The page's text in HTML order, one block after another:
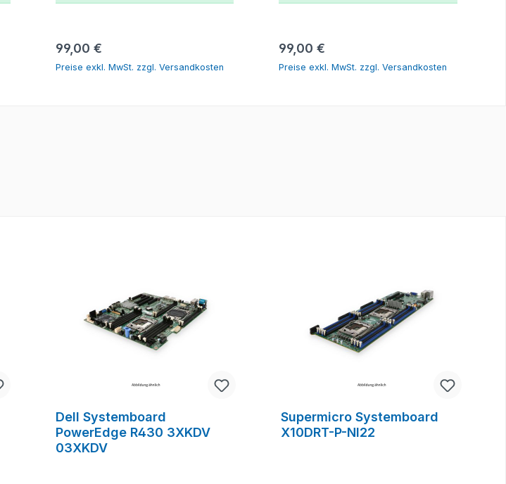
Regulärer Preis:
99,00 €
Preise exkl. MwSt. zzgl. Versandkosten
Regulärer Preis:
99,00 €
Preise exkl. MwSt. zzgl. Versandkosten
Dell Systemboard
PowerEdge R430 3XKDV
03XKDV
Supermicro Systemboard
X10DRT-P-NI22